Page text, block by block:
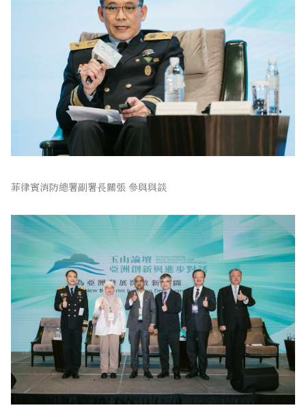
菲律賓消防總署副署長關張 參與與談